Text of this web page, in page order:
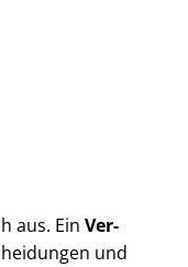
aus. Ein Ver­
und